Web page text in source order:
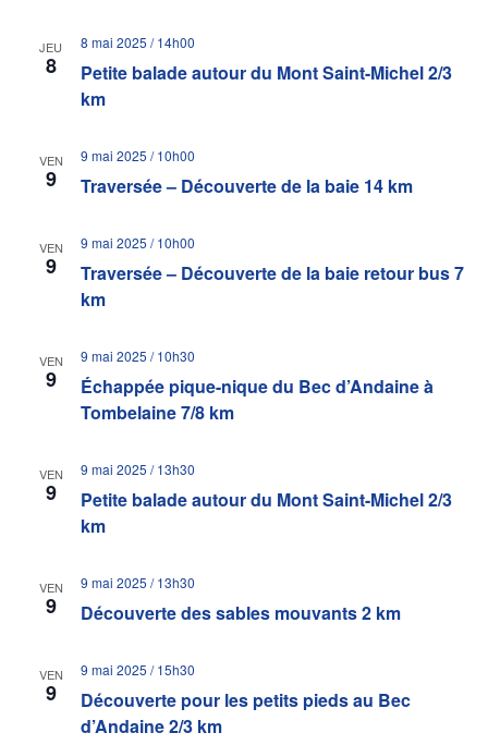
JEU
8
Petite balade autour du Mont Saint-Michel 2/3
km
8 mai 2025 / 14h00
VEN
9 Traversée – Découverte de la baie 14 km
9 mai 2025 / 10h00
VEN
9
Traversée – Découverte de la baie retour bus 7
km
9 mai 2025 / 10h00
VEN
9
Échappée pique-nique du Bec d’Andaine à
Tombelaine 7/8 km
9 mai 2025 / 10h30
VEN
9
Petite balade autour du Mont Saint-Michel 2/3
km
9 mai 2025 / 13h30
VEN
9 Découverte des sables mouvants 2 km
9 mai 2025 / 13h30
VEN
9
Découverte pour les petits pieds au Bec
d’Andaine 2/3 km
9 mai 2025 / 15h30